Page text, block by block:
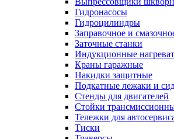
Гидронасосы
Гидроцилиндры
Заправочное и
Заточные станки
Индукционные
Краны гаражные
Накидки защитные
Подкатные лежаки и
Стенды для двигателей
Стойки
Тележки для
Тиски